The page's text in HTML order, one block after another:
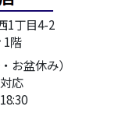
1丁目4-2
1階
お盆休み）
応